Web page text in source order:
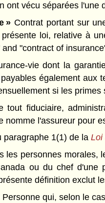
ont vécu séparées
» Contrat portant sur
loi, relative à
"contract of
vie dont la
également
si les
tout fiduciaire,
nomme l'assureur pour
1(1) de la Loi
les personnes
ou du chef d'une
définition exclut
Personne qui, selon le